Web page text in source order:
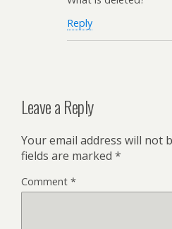
Reply
Leave a Reply
Your email address will not
fields are marked *
Comment *